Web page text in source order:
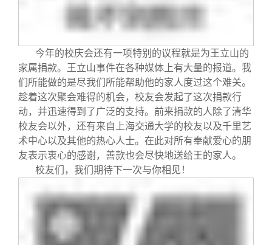
今年的校庆会还有一项特别的议程就是为王立山的
家属捐款。王立山事件在各种媒体上有大量的报道。我
们所能做的是尽我们所能帮助他的家人度过这个难关。
趁着这次聚会难得的机会，校友会发起了这次捐款行
动，并迅速得到了广泛的支持。前来捐款的人除了清华
校友会以外，还有来自上海交通大学的校友以及千里艺
术中心以及其他的热心人士。在此对所有奉献爱心的朋
友表示衷心的感谢，善款也会尽快地送给王的家人。
校友们，我们期待下一次与你相见！